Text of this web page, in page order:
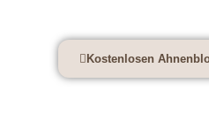
Kostenlosen